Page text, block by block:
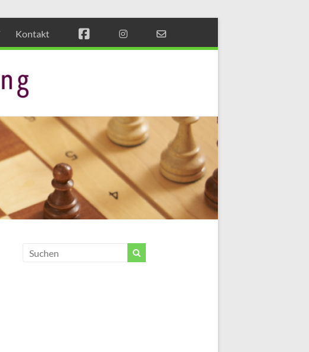
Münchener
Schach
Kontakt